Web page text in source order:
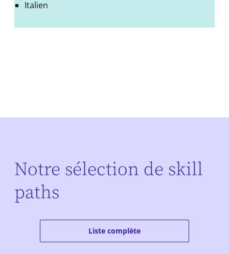
Italien
Notre sélection de skill
paths
Liste complète